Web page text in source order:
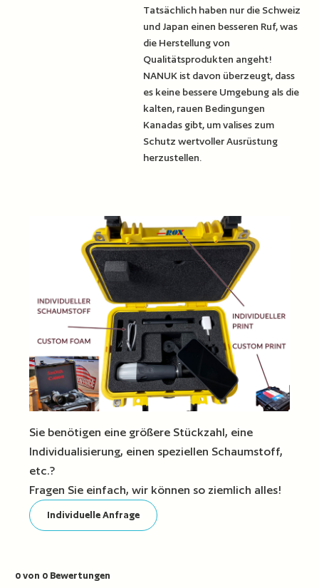
Tatsächlich haben nur die Schweiz
und Japan einen besseren Ruf, was
die Herstellung von
Qualitätsprodukten angeht!
NANUK ist davon überzeugt, dass
es keine bessere Umgebung als die
kalten, rauen Bedingungen
Kanadas gibt, um valises zum
Schutz wertvoller Ausrüstung
herzustellen.
Sie benötigen eine größere Stückzahl, eine
Individualisierung, einen speziellen Schaumstoff,
etc.?
Fragen Sie einfach, wir können so ziemlich alles!
Individuelle Anfrage
0 von 0 Bewertungen